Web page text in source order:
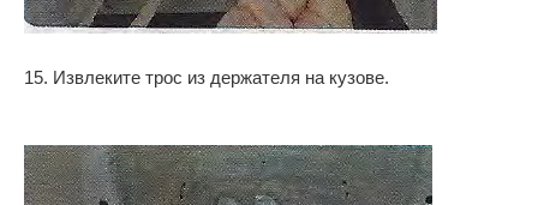
15. Извлеките трос из держателя на кузове.